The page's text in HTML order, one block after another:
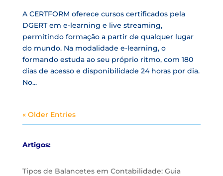
A CERTFORM oferece cursos certificados pela
DGERT em e-learning e live streaming,
permitindo formação a partir de qualquer lugar
do mundo. Na modalidade e-learning, o
formando estuda ao seu próprio ritmo, com 180
dias de acesso e disponibilidade 24 horas por dia.
No...
« Older Entries
Artigos:
Tipos de Balancetes em Contabilidade: Guia